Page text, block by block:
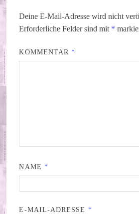
Deine E-Mail-Adresse wird nicht
Erforderliche Felder sind mit *
KOMMENTAR *
NAME *
E-MAIL-ADRESSE *